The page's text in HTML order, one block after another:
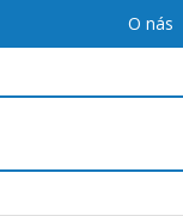
O nás